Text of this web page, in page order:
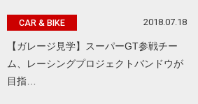
CAR & BIKE 2018.07.18
【ガレージ見学】スーパーGT参戦チー
ム、レーシングプロジェクトバンドウが
目指…